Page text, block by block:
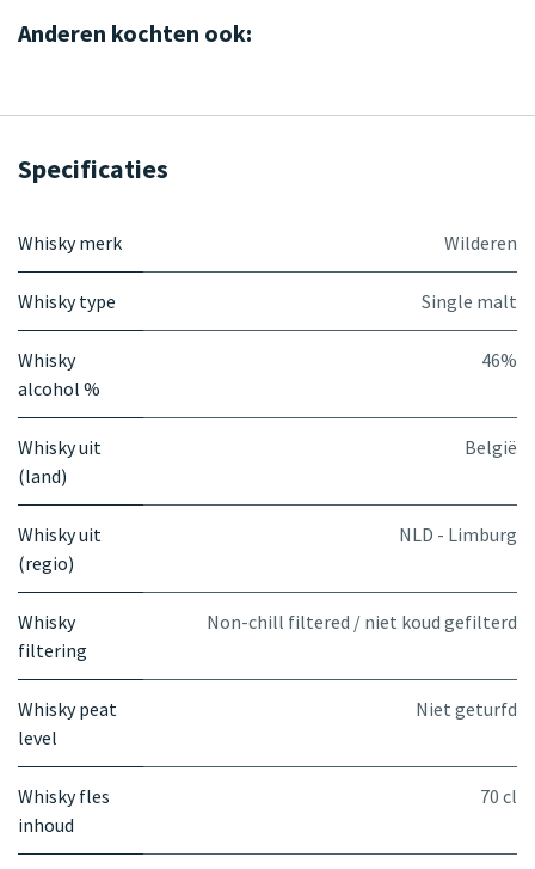
Anderen kochten ook:
Specificaties
Whisky merk Wilderen
Whisky type Single malt
Whisky
alcohol %
46%
Whisky uit
(land)
België
Whisky uit
(regio)
NLD - Limburg
Whisky
filtering
Non-chill filtered / niet koud gefilterd
Whisky peat
level
Niet geturfd
Whisky fles
inhoud
70 cl